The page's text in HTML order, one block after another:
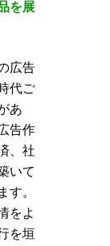
を展
広告
代ご
あ
告作
、社
いて
す。
をよ
を垣